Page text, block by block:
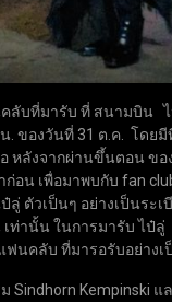
ลับที่มารับ ที่ สนามบิน ไ
. ของวันที่ 31 ต.ค. โดย
หลังจากผ่านขึ้นตอน ข
ก่อน เพื่อมาพบกับ fan
ตัวเป็นๆ อย่างเป็นระเ
เท่านั้น ในการมารับ ไป๋
ฟนคลับ ที่มารอรับอย่างเ
ม Sindhorn Kempinski